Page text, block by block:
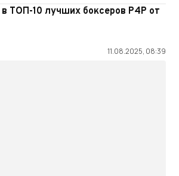
ТОП-10 лучших боксеров P4P от
11.08.2025, 08:39